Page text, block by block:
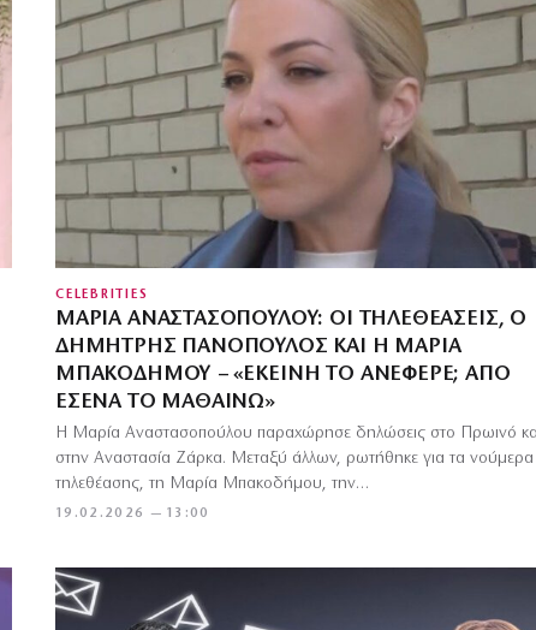
CELEBRITIES
ΜΑΡΊΑ ΑΝΑΣΤΑΣΟΠΟΎΛΟΥ: ΟΙ ΤΗΛΕΘΕΆΣΕΙΣ, Ο
ΔΗΜΉΤΡΗΣ ΠΑΝΌΠΟΥΛΟΣ ΚΑΙ Η ΜΑΡΊΑ
ΜΠΑΚΟΔΉΜΟΥ – «ΕΚΕΊΝΗ ΤΟ ΑΝΈΦΕΡΕ; ΑΠΌ
ΕΣΈΝΑ ΤΟ ΜΑΘΑΊΝΩ»
19.02.2026 — 13:00
Η Μαρία Αναστασοπούλου παραχώρησε δηλώσεις στο Πρωινό
στην Αναστασία Ζάρκα. Μεταξύ άλλων, ρωτήθηκε για τα νούμερα
τηλεθέασης, τη Μαρία Μπακοδήμου, την…